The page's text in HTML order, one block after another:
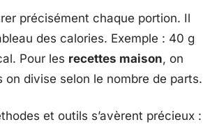
précisément chaque portion. Il
des calories. Exemple : 40 g
Pour les recettes maison, on
divise selon le nombre de parts.
et outils s’avèrent précieux :